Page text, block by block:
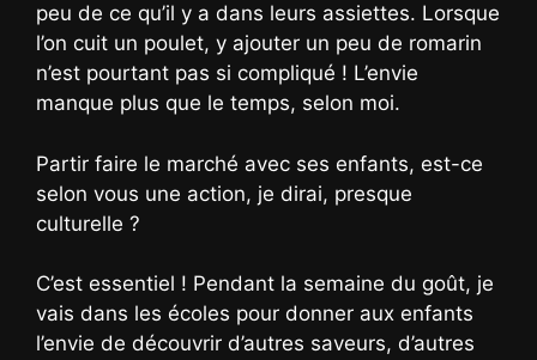
peu de ce qu’il y a dans leurs assiettes. Lorsque
l’on cuit un poulet, y ajouter un peu de romarin
n’est pourtant pas si compliqué ! L’envie
manque plus que le temps, selon moi.
Partir faire le marché avec ses enfants, est-ce
selon vous une action, je dirai, presque
culturelle ?
C’est essentiel ! Pendant la semaine du goût, je
vais dans les écoles pour donner aux enfants
l’envie de découvrir d’autres saveurs, d’autres